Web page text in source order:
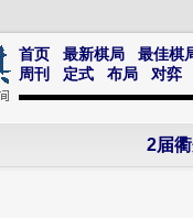
首页 最新棋局
最佳棋
周刊
定式 布局 对弈
2届